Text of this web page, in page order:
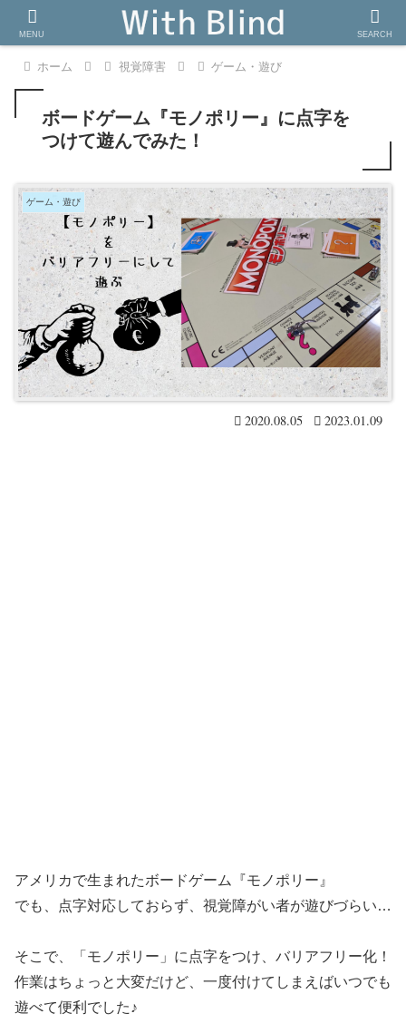
ホーム 視覚障害 ゲーム・遊び
ボードゲーム『モノポリー』に点字を
つけて遊んでみた！
ゲーム・遊び
2020.08.05 2023.01.09
アメリカで生まれたボードゲーム『モノポリー』
でも、点字対応しておらず、視覚障がい者が遊びづらい…
そこで、「モノポリー」に点字をつけ、バリアフリー化！
作業はちょっと大変だけど、一度付けてしまえばいつでも
遊べて便利でした♪
MENU SEARCH